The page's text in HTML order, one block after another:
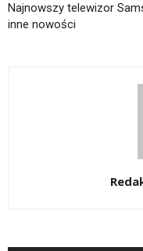
Najnowszy telewizor
inne nowości